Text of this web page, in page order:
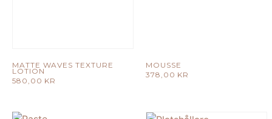
MATTE WAVES TEXTURE
LOTION
580,00 KR
MOUSSE
378,00 KR